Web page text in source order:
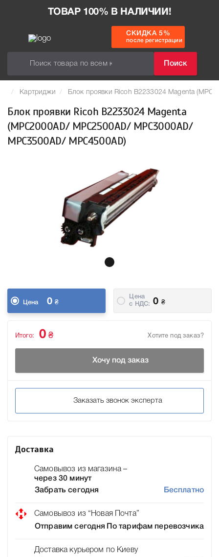
ТОВАР 100% В НАЛИЧИИ!
Поиск
СКИДКА 5%
после регистрации
Картриджи Блок проявки Ricoh B2233024 Magenta
Блок проявки Ricoh B2233024 Magenta
(MPC2000AD/ MPC2500AD/ MPC3000AD/
MPC3500AD/ MPC4500AD)
Цена 0 ₴
Цена
c НДС:
0 ₴
Хотите под заказ?
Итого: 0 ₴
Хочу под заказ
Заказать звонок эксперта
Доставка
Самовывоз из магазина –
через 30 минут
Забрать сегодня
Бесплатно
Самовывоз из “Новая Почта”
Отправим сегодня
По тарифам перевозчика
Доставка курьером по Киеву